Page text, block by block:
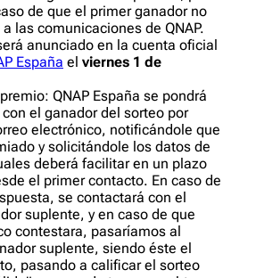
de que el primer ganador no
las comunicaciones de QNAP.
anunciado en la cuenta oficial
España el viernes 1 de
QNAP España se pondrá
el ganador del sorteo por
electrónico, notificándole que
y solicitándole los datos de
deberá facilitar en un plazo
el primer contacto. En caso de
se contactará con el
suplente, y en caso de que
contestara, pasaríamos al
suplente, siendo éste el
pasando a calificar el sorteo